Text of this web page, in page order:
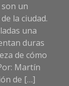
un
la ciudad.
una
duras
de cómo
Martín
de […]